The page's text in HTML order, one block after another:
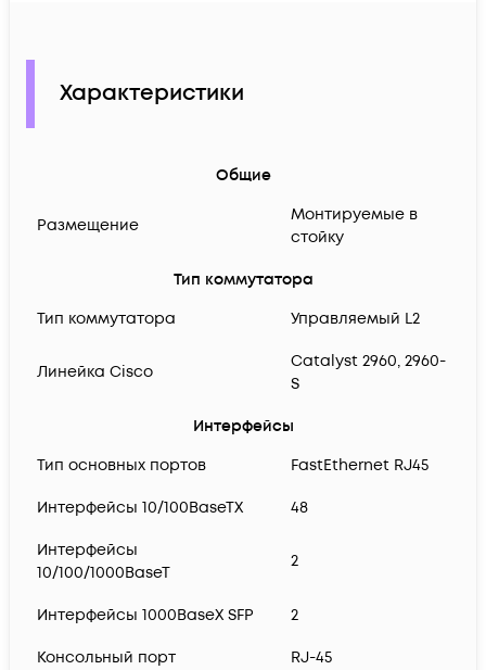
Характеристики
Общие
Размещение
Монтируемые в
стойку
Тип коммутатора
Тип коммутатора
Управляемый L2
Линейка Cisco
Catalyst 2960, 2960-
S
Интерфейсы
Тип основных портов
FastEthernet RJ45
Интерфейсы 10/100BaseTX 48
Интерфейсы
10/100/1000BaseT
2
Интерфейсы 1000BaseX SFP 2
Консольный порт RJ-45